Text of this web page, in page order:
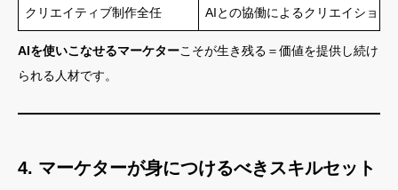
クリエイティブ制作全任 AIとの協働によるクリエイション
AIを使いこなせるマーケターこそが生き残る＝価値を提供し続け
られる人材です。
4. マーケターが身につけるべきスキルセット